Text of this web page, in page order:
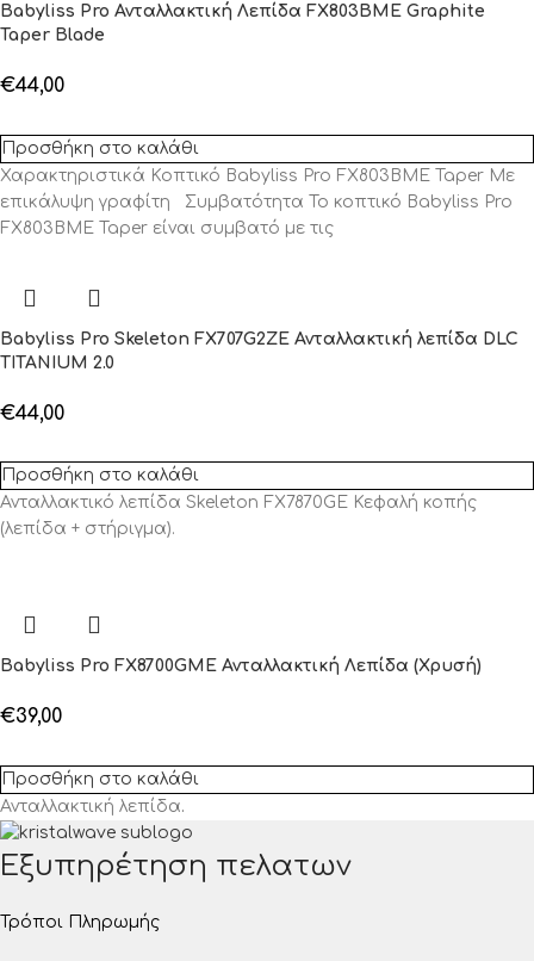
Babyliss Pro Ανταλλακτική Λεπίδα FX803BME Graphite
Taper Blade
€44,00
Προσθήκη στο καλάθι
Χαρακτηριστικά Κοπτικό Babyliss Pro FX803BME Taper Με
επικάλυψη γραφίτη Συμβατότητα Το κοπτικό Babyliss Pro
FX803BME Taper είναι συμβατό με τις
Babyliss Pro Skeleton FX707G2ZE Ανταλλακτική λεπίδα DLC
TITANIUM 2.0
€44,00
Προσθήκη στο καλάθι
Ανταλλακτικό λεπίδα Skeleton FX7870GE Κεφαλή κοπής
(λεπίδα + στήριγμα).
Babyliss Pro FX8700GME Ανταλλακτική Λεπίδα (Χρυσή)
€39,00
Προσθήκη στο καλάθι
Ανταλλακτική λεπίδα.
Εξυπηρέτηση πελατων
Τρόποι Πληρωμής